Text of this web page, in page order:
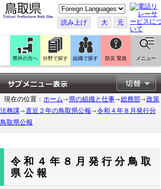
こ
の
ペ
ー
ジ
翻
訳
す
る
読み上げ 大 元
県外の方へ 分野で探す 組織で探す 防災 緊急 メニュー
現在の位置： ホーム 県の組織と仕事 総務部
政策
法務課
直近２年の鳥取県公報
令和４年８月発行分
鳥取県公報
令和４年８月発行分鳥取
県公報